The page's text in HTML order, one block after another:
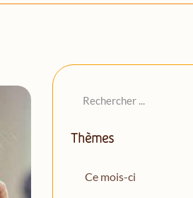
Thèmes
Ce mois-ci